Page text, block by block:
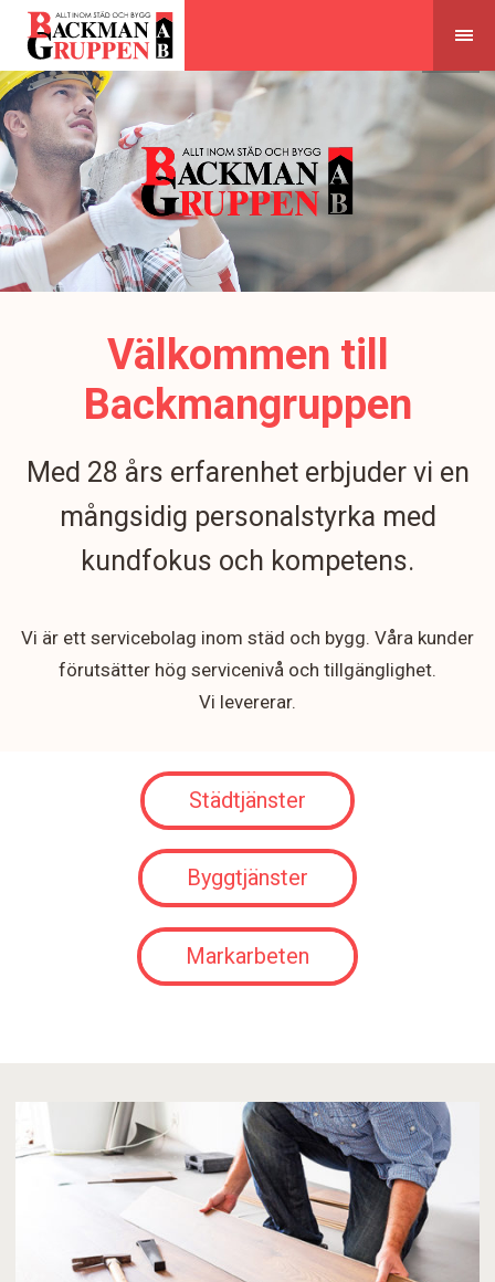
Skip
content
Välkommen till
Backmangruppen
Med 28 års erfarenhet erbjuder vi en
mångsidig personalstyrka med
kundfokus och kompetens.
Vi är ett servicebolag inom städ och bygg. Våra kunder
förutsätter hög servicenivå och tillgänglighet.
Vi levererar.
Städtjänster
Byggtjänster
Markarbeten